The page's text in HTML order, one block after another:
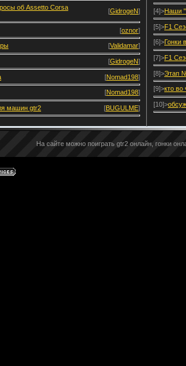
об Assetto Corsa
[GidrogeN]
[oznor]
[Validamar]
[GidrogeN]
[Nomad198]
[Nomad198]
машин gtr2 [BUGULME]
[4]>Наши
[5]>F1
[6]>Гонки
[7]>F1
[8]>Этап
[9]>кто во
[10]>
На сайте можно поиграть gtr2 онлайн, гонки